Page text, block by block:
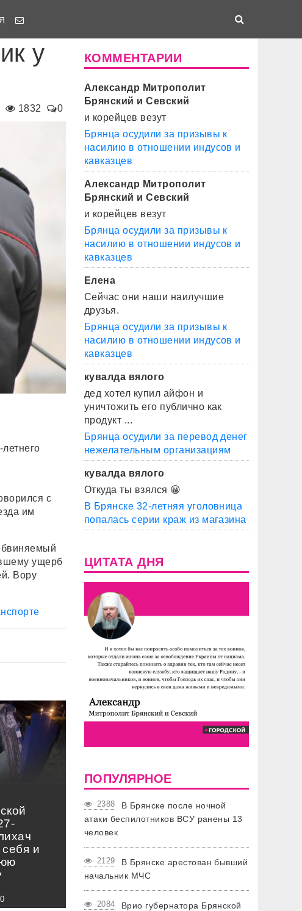
у
1832 0
с
им
ущерб
Вору
себя и
0
КОММЕНТАРИИ
Александр Митрополит
Брянский и Севский
и корейцев везут
Брянца осудили за призывы к
насилию в отношении индусов и
кавказцев
Александр Митрополит
Брянский и Севский
и корейцев везут
Брянца осудили за призывы к
насилию в отношении индусов и
кавказцев
Елена
Сейчас они наши наилучшие
друзья.
Брянца осудили за призывы к
насилию в отношении индусов и
кавказцев
кувалда вялого
дед хотел купил айфон и
уничтожить его публично как
продукт ...
Брянца осудили за перевод денег
нежелательным организациям
кувалда вялого
Откуда ты взялся 😀
В Брянске 32-летняя уголовница
попалась серии краж из магазина
ЦИТАТА ДНЯ
ПОПУЛЯРНОЕ
2388
В Брянске после ночной
атаки беспилотников ВСУ ранены 13
человек
2129
В Брянске арестован бывший
начальник МЧС
2084
Врио губернатора Брянской